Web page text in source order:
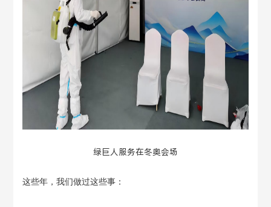
绿巨人服务在冬奥会场
这些年，我们做过这些事：